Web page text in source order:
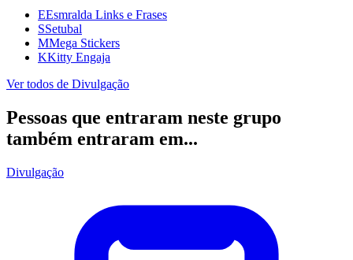
EEsmralda Links e Frases
SSetubal
MMega Stickers
KKitty Engaja
Ver todos de Divulgação
Pessoas que entraram neste grupo
também entraram em...
Divulgação